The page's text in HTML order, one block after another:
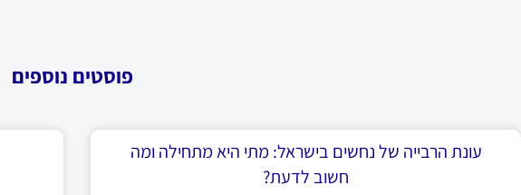
פוסטים נוספים
עונת הרבייה של נחשים בישראל: מתי היא מתחילה ומה
חשוב לדעת?